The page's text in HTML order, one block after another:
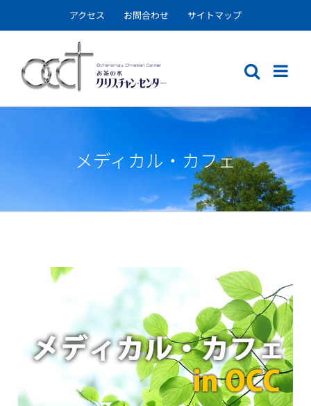
to
アクセス お問合わせ サイトマップ
メディカル・カフェ